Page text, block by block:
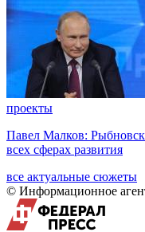
проекты
Павел Малков:
всех сферах развития
все актуальные сюжеты
© Информационное